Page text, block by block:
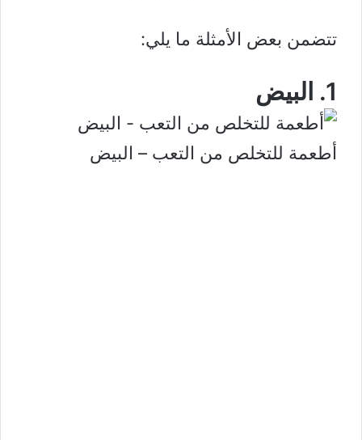
تتضمن بعض الأمثلة ما يلي:
1. البيض
أطعمة للتخلص من التعب – البيض